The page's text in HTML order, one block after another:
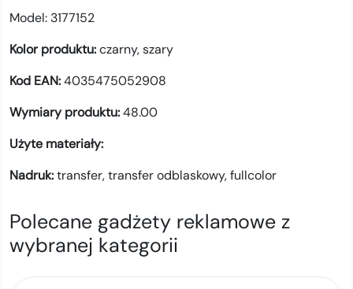
Model: 3177152
Kolor produktu:czarny, szary
Kod EAN:4035475052908
Wymiary produktu:48.00
Użyte materiały:
Nadruk:transfer,transfer odblaskowy,fullcolor
Polecane gadżety reklamowe z
wybranej kategorii